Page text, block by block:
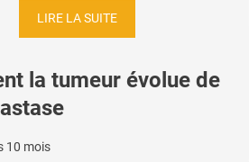
LIRE LA SUITE
la tumeur évolue de
10 mois